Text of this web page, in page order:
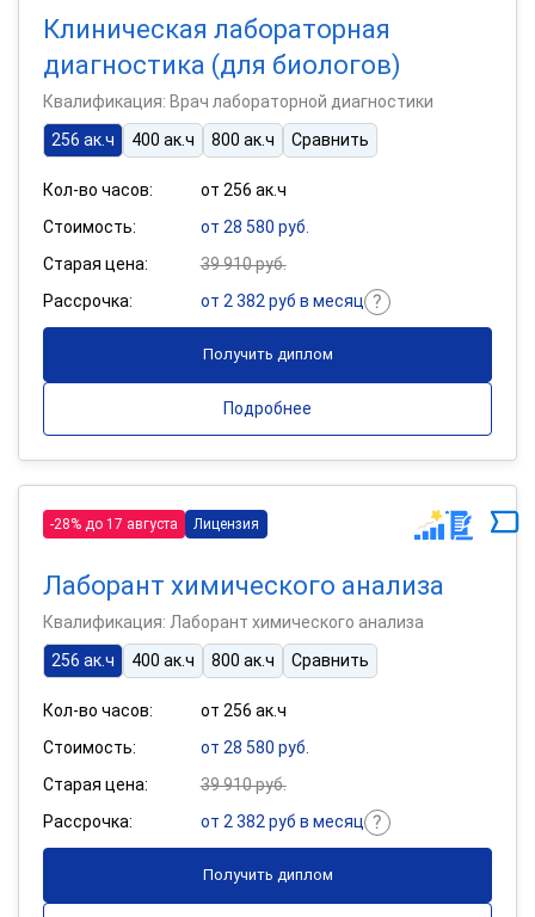
Клиническая лабораторная
диагностика (для биологов)
Квалификация: Врач лабораторной диагностики
256 ак.ч
400 ак.ч 800 ак.ч Сравнить
Кол-во часов:
от 256 ак.ч
Стоимость:
от 28 580 руб.
Старая цена:
39 910 руб.
Рассрочка:
от 2 382 руб в месяц
Получить диплом
Подробнее
-28% до 17 августа Лицензия
Лаборант химического анализа
Квалификация: Лаборант химического анализа
256 ак.ч
400 ак.ч 800 ак.ч Сравнить
Кол-во часов:
от 256 ак.ч
Стоимость:
от 28 580 руб.
Старая цена:
39 910 руб.
Рассрочка:
от 2 382 руб в месяц
Получить диплом